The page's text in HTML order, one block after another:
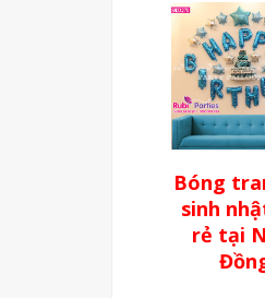
Bóng
sinh
rẻ tại